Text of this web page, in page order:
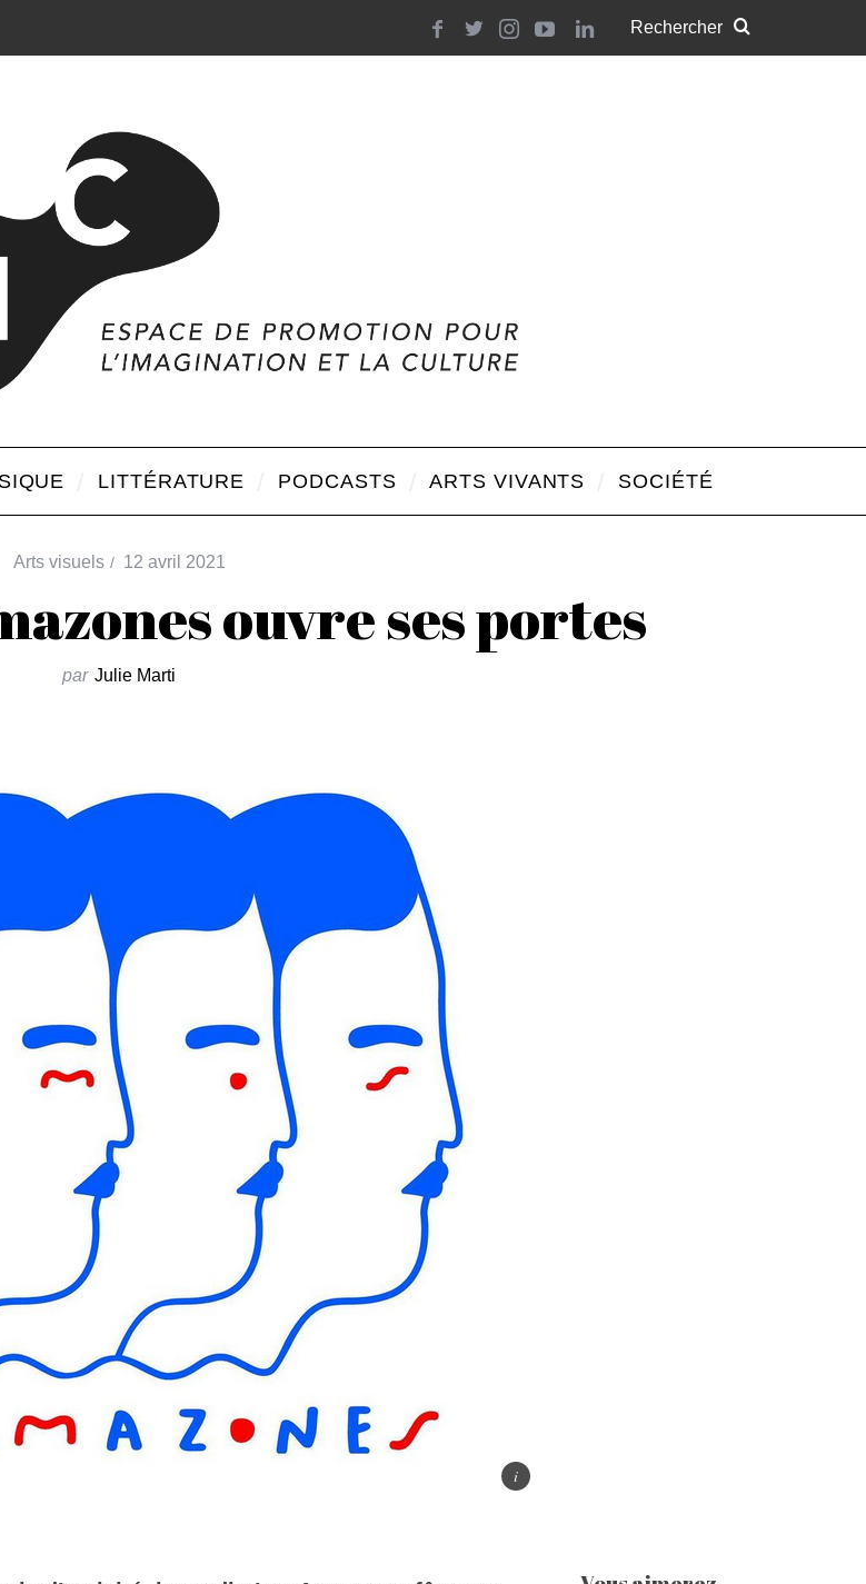
LITTÉRATURE PODCASTS ARTS VIVANTS SOCIÉTÉ
Arts visuels 12 avril 2021
ouvre ses portes
par Julie Marti